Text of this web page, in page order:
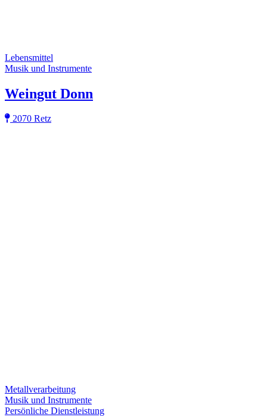
Lebensmittel
Musik und Instrumente
Weingut Donn
2070 Retz
Metallverarbeitung
Musik und Instrumente
Persönliche Dienstleistung